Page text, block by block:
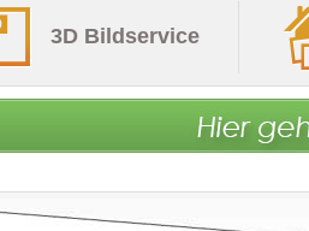
3D Bildservice